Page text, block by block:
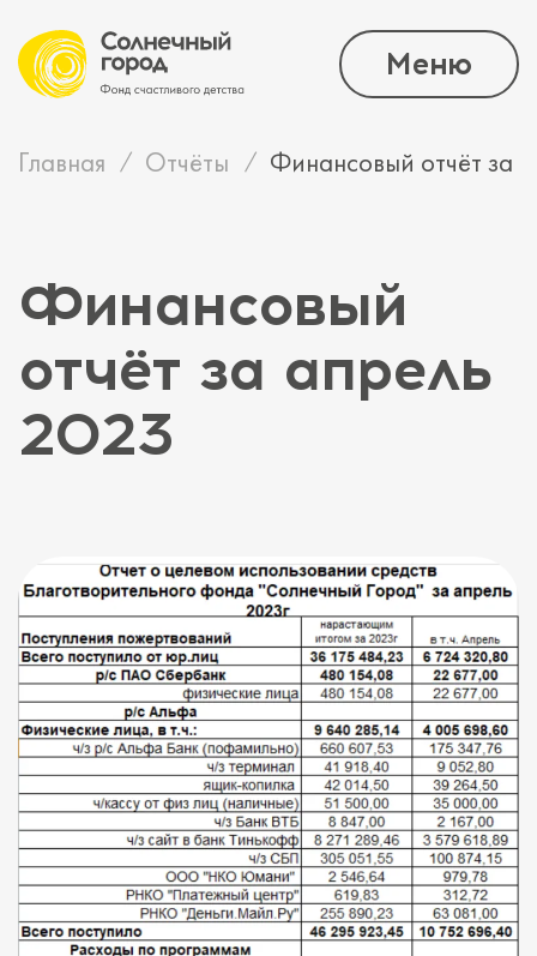
Меню
Главная Отчёты Финансовый отчёт за
Финансовый
отчёт за апрель
2023